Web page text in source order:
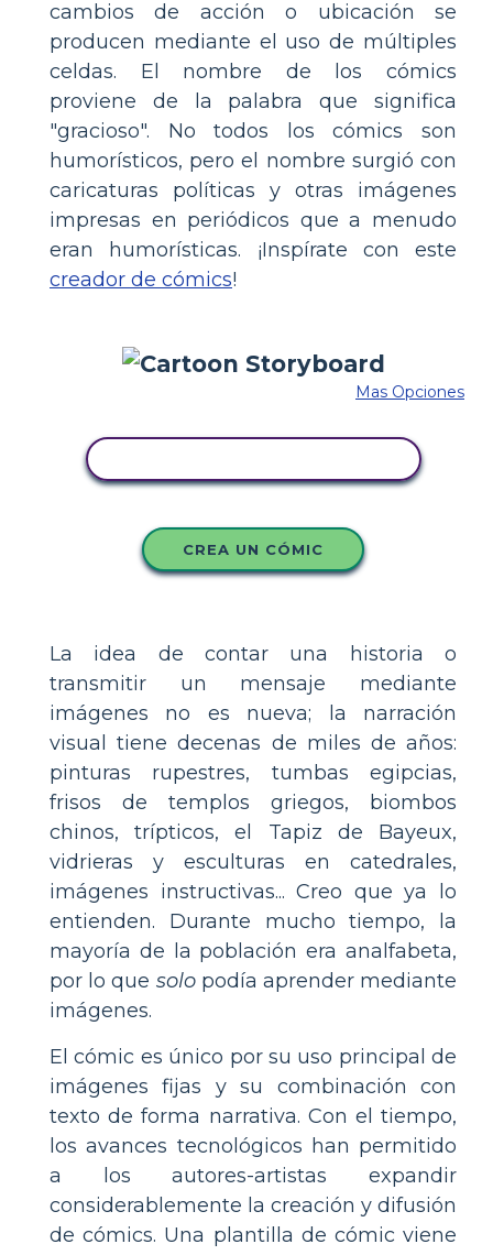
cambios de acción o ubicación se
producen mediante el uso de múltiples
celdas. El nombre de los cómics
proviene de la palabra que significa
"gracioso". No todos los cómics son
humorísticos, pero el nombre surgió con
caricaturas políticas y otras imágenes
impresas en periódicos que a menudo
eran humorísticas. ¡Inspírate con este
creador de cómics!
Mas Opciones
CREA UN CÓMIC
La idea de contar una historia o
transmitir un mensaje mediante
imágenes no es nueva; la narración
visual tiene decenas de miles de años:
pinturas rupestres, tumbas egipcias,
frisos de templos griegos, biombos
chinos, trípticos, el Tapiz de Bayeux,
vidrieras y esculturas en catedrales,
imágenes instructivas... Creo que ya lo
entienden. Durante mucho tiempo, la
mayoría de la población era analfabeta,
por lo que solopodía aprender mediante
imágenes.
El cómic es único por su uso principal de
imágenes fijas y su combinación con
texto de forma narrativa. Con el tiempo,
los avances tecnológicos han permitido
a los autores-artistas expandir
considerablemente la creación y difusión
de cómics. Una plantilla de cómic viene